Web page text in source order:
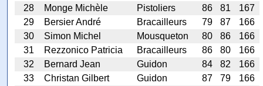
28
Monge Michèle Pistoliers 86 81
167
29
Bersier André Bracailleurs 79 87
166
30
Simon Michel Mousqueton 80 86
166
31
Rezzonico Patricia Bracailleurs 86 80
166
32
Bernard Jean Guidon 84 82
166
33
Christan Gilbert Guidon 87 79
166